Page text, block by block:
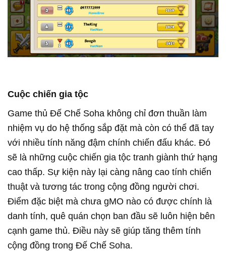
Cuộc chiến gia tộc
Game thủ Đế Chế Soha không chỉ đơn thuần làm
nhiệm vụ do hệ thống sắp đặt mà còn có thể đã tay
với nhiều tính năng đậm chính chiến đấu khác. Đó
sẽ là những cuộc chiến gia tộc tranh giành thứ hạng
cao thấp. Sự kiện này lại càng nâng cao tính chiến
thuật và tương tác trong cộng đồng người chơi.
Điểm đặc biệt mà chưa gMO nào có được chính là
danh tính, quê quán chọn ban đầu sẽ luôn hiện bên
cạnh game thủ. Điều này sẽ giúp tăng thêm tính
cộng đồng trong Đế Chế Soha.